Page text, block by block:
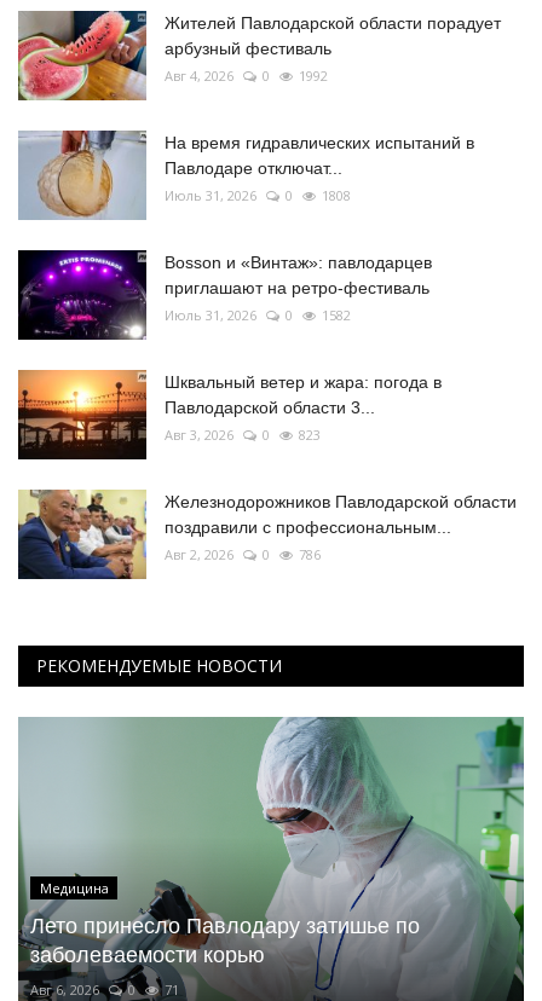
Жителей Павлодарской области порадует
арбузный фестиваль
Авг 4, 2026 0 1992
На время гидравлических испытаний в
Павлодаре отключат...
Июль 31, 2026 0 1808
Bosson и «Винтаж»: павлодарцев
приглашают на ретро-фестиваль
Июль 31, 2026 0 1582
Шквальный ветер и жара: погода в
Павлодарской области 3...
Авг 3, 2026 0 823
Железнодорожников Павлодарской области
поздравили с профессиональным...
Авг 2, 2026 0 786
РЕКОМЕНДУЕМЫЕ НОВОСТИ
Медицина
Лето принесло Павлодару затишье по
заболеваемости корью
Авг 6, 2026 0 71